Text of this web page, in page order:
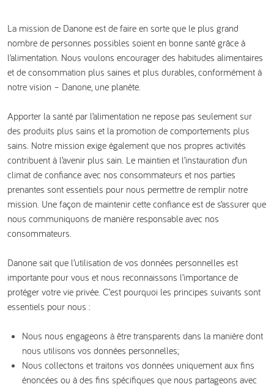
La mission de Danone est de faire en sorte que le plus grand
nombre de personnes possibles soient en bonne santé grâce à
l’alimentation. Nous voulons encourager des habitudes alimentaires
et de consommation plus saines et plus durables, conformément à
notre vision – Danone, une planète.
Apporter la santé par l’alimentation ne repose pas seulement sur
des produits plus sains et la promotion de comportements plus
sains. Notre mission exige également que nos propres activités
contribuent à l’avenir plus sain. Le maintien et l’instauration d’un
climat de confiance avec nos consommateurs et nos parties
prenantes sont essentiels pour nous permettre de remplir notre
mission. Une façon de maintenir cette confiance est de s’assurer que
nous communiquons de manière responsable avec nos
consommateurs.
Danone sait que l’utilisation de vos données personnelles est
importante pour vous et nous reconnaissons l’importance de
protéger votre vie privée. C’est pourquoi les principes suivants sont
essentiels pour nous :
Nous nous engageons à être transparents dans la manière dont
nous utilisons vos données personnelles;
Nous collectons et traitons vos données uniquement aux fins
énoncées ou à des fins spécifiques que nous partageons avec